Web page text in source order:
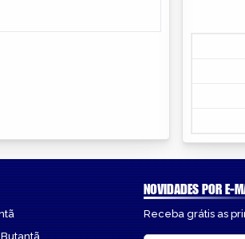
NOVIDADES POR E-
Receba grátis as